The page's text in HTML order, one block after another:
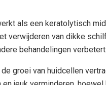
als een keratolytisch
verwijderen van dikke
behandelingen verbetert.
groei van huidcellen